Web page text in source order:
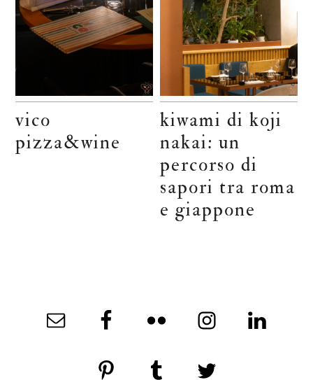
vico
pizza&wine
kiwami di koji
nakai: un
percorso di
sapori tra roma
e giappone